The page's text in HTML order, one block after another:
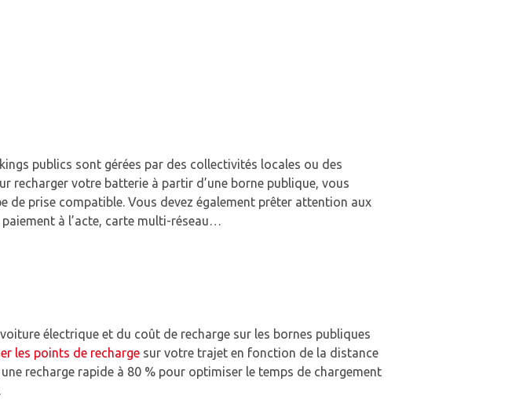
publics sont gérées par des collectivités locales ou des
recharger votre batterie à partir d’une borne publique, vous
de prise compatible. Vous devez également prêter attention aux
à l’acte, carte multi-réseau…
électrique et du coût de recharge sur les bornes publiques
les points de rechargesur votre trajet en fonction de la distance
recharge rapide à 80 % pour optimiser le temps de chargement